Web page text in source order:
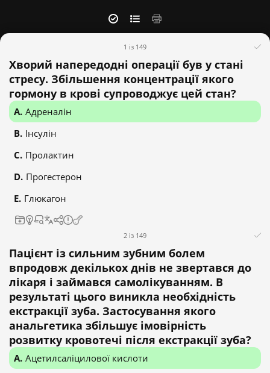
1 із 149
Хворий напередодні операції був у стані
стресу. Збільшення концентрації якого
гормону в крові супроводжує цей стан?
Адреналін
Інсулін
Пролактин
Прогестерон
Глюкагон
2 із 149
Пацієнт із сильним зубним болем
впродовж декількох днів не звертався до
лікаря і займався самолікуванням. В
результаті цього виникла необхідність
екстракції зуба. Застосування якого
анальгетика збільшує імовірність
розвитку кровотечі після екстракції зуба?
Ацетилсаліцилової кислоти